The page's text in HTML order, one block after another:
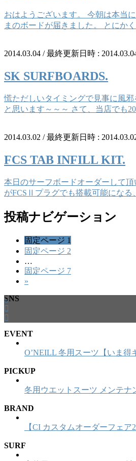
おはようございます。 今朝は本当
まのボードが届きました。 とにか
2014.03.04 / 最終更新日時 :
SK SURFBOARDS.
慌ただしいタイミングで見事に風
と思います～～～ さて、当店でも
2014.03.02 / 最終更新日時 :
FCS TAB INFILL KIT.
本日のサーフボードオーダーして
がFCSⅡプラグでも搭載可能にな
投稿ナビゲーション
固定ページ 1
固定ページ 2
…
固定ページ 7
»
SNS
EVENT
O’NEILL 冬用スーツ【いま得
PICKUP
冬用ウエットスーツ メンテナ
BRAND
【CI カスタムオーダーフェア
SURF